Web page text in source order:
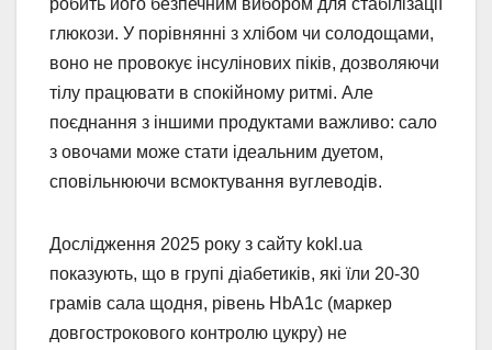
робить його безпечним вибором для стабілізації
глюкози. У порівнянні з хлібом чи солодощами,
воно не провокує інсулінових піків, дозволяючи
тілу працювати в спокійному ритмі. Але
поєднання з іншими продуктами важливо: сало
з овочами може стати ідеальним дуетом,
сповільнюючи всмоктування вуглеводів.
Дослідження 2025 року з сайту kokl.ua
показують, що в групі діабетиків, які їли 20-30
грамів сала щодня, рівень HbA1c (маркер
довгострокового контролю цукру) не